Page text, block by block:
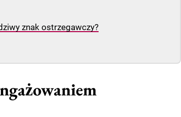
znak ostrzegawczy?